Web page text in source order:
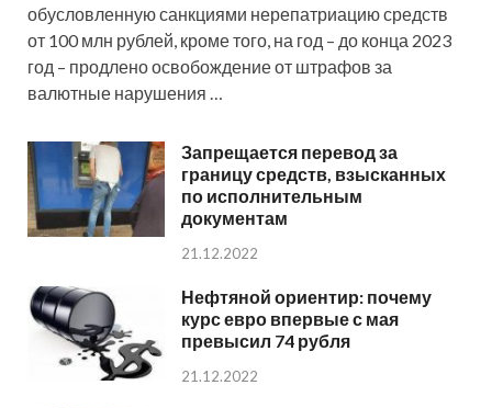
обусловленную санкциями нерепатриацию средств
от 100 млн рублей, кроме того, на год – до конца 2023
год – продлено освобождение от штрафов за
валютные нарушения …
Запрещается перевод за
границу средств, взысканных
по исполнительным
документам
21.12.2022
Нефтяной ориентир: почему
курс евро впервые с мая
превысил 74 рубля
21.12.2022